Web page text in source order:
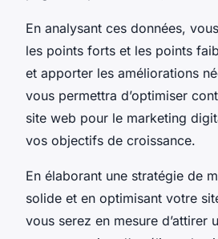
En analysant ces données,
les points forts et les points
et apporter les améliorations
vous permettra d’optimiser
site web pour le marketing
vos objectifs de croissance.
En élaborant une stratégie de
solide et en optimisant votre
vous serez en mesure d’attirer